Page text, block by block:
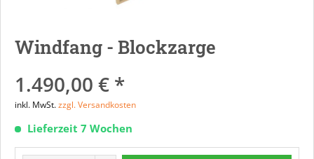
Windfang - Blockzarge
1.490,00 € *
inkl. MwSt.zzgl. Versandkosten
Lieferzeit 7 Wochen